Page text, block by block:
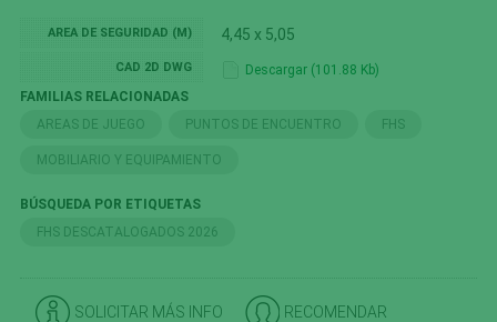
AREA DE SEGURIDAD (M) 4,45 x 5,05
CAD 2D DWG
Descargar (101.88 Kb)
FAMILIAS RELACIONADAS
AREAS DE JUEGO
PUNTOS DE ENCUENTRO FHS
MOBILIARIO Y EQUIPAMIENTO
BÚSQUEDA POR ETIQUETAS
FHS DESCATALOGADOS 2026
SOLICITAR MÁS INFO RECOMENDAR